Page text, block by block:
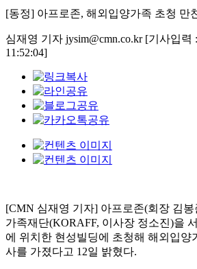
[동정] 아프로존, 해외입양가족 초청 만
심재영 기자 jysim@cmn.co.kr [기사입력
11:52:04]
[CMN 심재영 기자] 아프로존(회장 김
가족재단(KORAFF, 이사장 정소진)을
에 위치한 현성빌딩에 초청해 해외입양
사를 가졌다고 12일 밝혔다.